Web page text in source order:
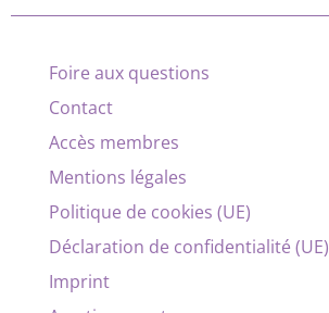
Foire aux questions
Contact
Accès membres
Mentions légales
Politique de cookies (UE)
Déclaration de confidentialité (UE)
Imprint